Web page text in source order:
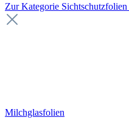
Zur Kategorie Sichtschutzfolien
Milchglasfolien